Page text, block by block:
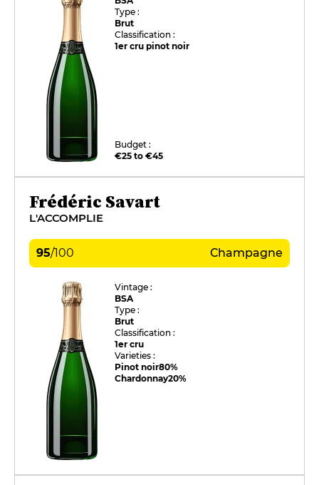
Type :
Brut
Classification :
1er cru pinot noir
Budget :
€25 to €45
Frédéric Savart
L'ACCOMPLIE
95/100 Champagne
Vintage :
BSA
Type :
Brut
Classification :
1er cru
Varieties :
Pinot noir80%
Chardonnay20%